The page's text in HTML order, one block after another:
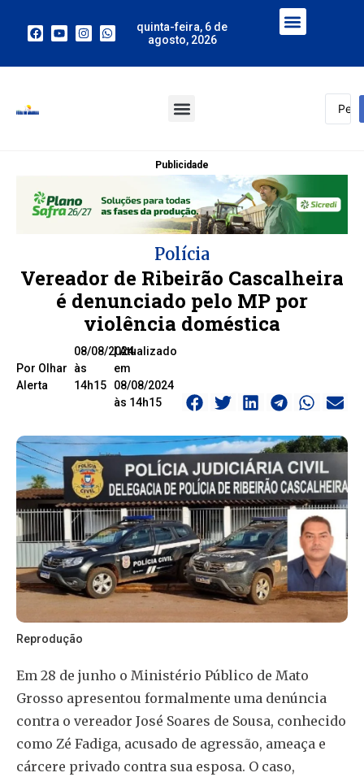
quinta-feira, 6 de
agosto, 2026
Publicidade
Polícia
Vereador de Ribeirão Cascalheira
é denunciado pelo MP por
violência doméstica
Por Olhar
Alerta
08/08/2024
às
14h15
| Atualizado
em
08/08/2024
às 14h15
Reprodução
Em 28 de junho o Ministério Público de Mato
Grosso apresentou formalmente uma denúncia
contra o vereador José Soares de Sousa, conhecido
como Zé Fadiga, acusado de agressão, ameaça e
cárcere privado contra sua esposa. O caso,